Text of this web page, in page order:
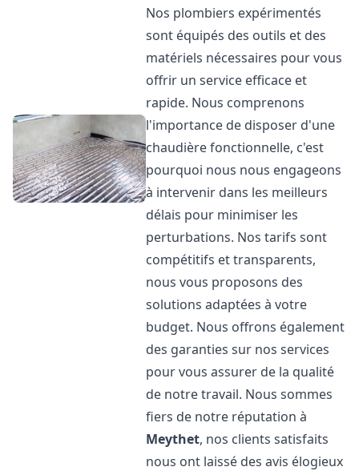
Nos plombiers expérimentés
sont équipés des outils et des
matériels nécessaires pour vous
offrir un service efficace et
rapide. Nous comprenons
l'importance de disposer d'une
chaudière fonctionnelle, c'est
pourquoi nous nous engageons
à intervenir dans les meilleurs
délais pour minimiser les
perturbations. Nos tarifs sont
compétitifs et transparents,
nous vous proposons des
solutions adaptées à votre
budget. Nous offrons également
des garanties sur nos services
pour vous assurer de la qualité
de notre travail. Nous sommes
fiers de notre réputation à
Meythet, nos clients satisfaits
nous ont laissé des avis élogieux